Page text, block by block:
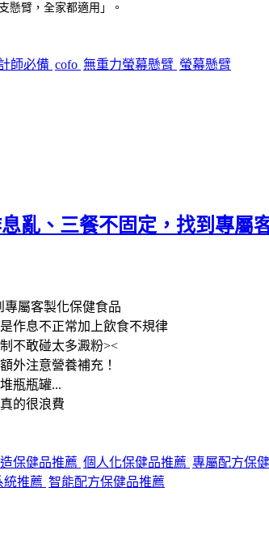
懸臂，全家都適用」。
師必備 cofo 無重力螢幕懸臂 螢幕懸臂
亂、三餐不固定，找到專屬
專屬客製化保健食品
作息不正常加上飲食不規律
不敢碰太多澱粉><
外注意營養補充！
瓶瓶罐...
的很浪費
保健品推薦 個人化保健品推薦 專屬配方保
統推薦 智能配方保健品推薦